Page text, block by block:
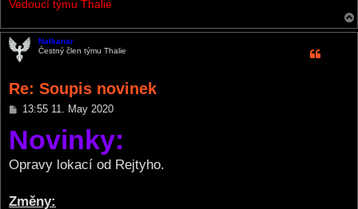
Vedoucí týmu Thalie
Nalkanar
Čestný člen týmu Thalie
Re: Soupis novinek
P
s
t
13:55 11. May 2020
Novinky:
Opravy lokací od Rejtyho.
Změny: